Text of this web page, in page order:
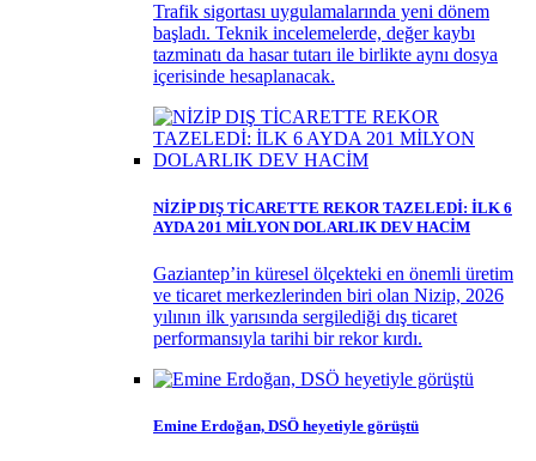
Trafik sigortası uygulamalarında yeni dönem
başladı. Teknik incelemelerde, değer kaybı
tazminatı da hasar tutarı ile birlikte aynı dosya
içerisinde hesaplanacak.
NİZİP DIŞ TİCARETTE REKOR TAZELEDİ: İLK 6
AYDA 201 MİLYON DOLARLIK DEV HACİM
Gaziantep’in küresel ölçekteki en önemli üretim
ve ticaret merkezlerinden biri olan Nizip, 2026
yılının ilk yarısında sergilediği dış ticaret
performansıyla tarihi bir rekor kırdı.
Emine Erdoğan, DSÖ heyetiyle görüştü